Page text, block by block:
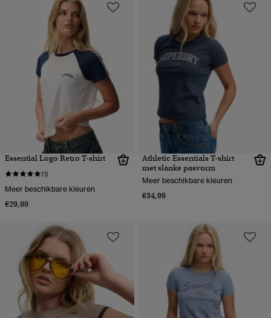
Essential Logo Retro T-shirt
(1)
Meer beschikbare kleuren
€29,99
Athletic Essentials T-shirt
met slanke pasvorm
Meer beschikbare kleuren
€34,99